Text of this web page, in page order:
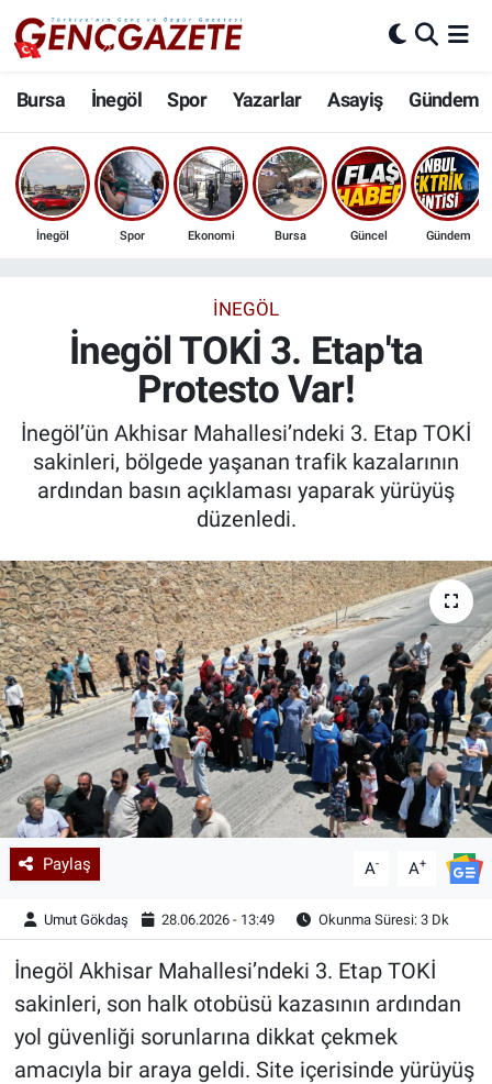
Bursa İnegöl Spor Yazarlar Asayiş Gündem
İnegöl Spor Ekonomi Bursa Güncel Gündem
İNEGÖL
İnegöl TOKİ 3. Etap'ta
Protesto Var!
İnegöl’ün Akhisar Mahallesi’ndeki 3. Etap TOKİ
sakinleri, bölgede yaşanan trafik kazalarının
ardından basın açıklaması yaparak yürüyüş
düzenledi.
Paylaş A- A+
Umut Gökdaş 28.06.2026 - 13:49 Okunma Süresi: 3 Dk
İnegöl Akhisar Mahallesi’ndeki 3. Etap TOKİ
sakinleri, son halk otobüsü kazasının ardından
yol güvenliği sorunlarına dikkat çekmek
amacıyla bir araya geldi. Site içerisinde yürüyüş
Bursa
İnegöl
3.SAYFA
Ekonomi
Güncel
İnanç
Kültür & Sanat
Sağlık
Siyaset
Teknoloji
Yazarlar
Astroloji-Rüya
Nöbetçi Eczaneler
Hava Durumu
Trafik Durumu
Son Dakika Haberleri
Haber Arşivi